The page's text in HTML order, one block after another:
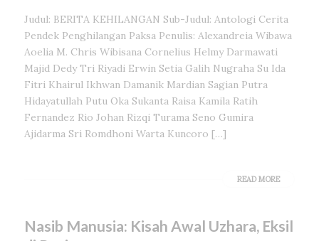
Judul: BERITA KEHILANGAN Sub-Judul: Antologi Cerita
Pendek Penghilangan Paksa Penulis: Alexandreia Wibawa
Aoelia M. Chris Wibisana Cornelius Helmy Darmawati
Majid Dedy Tri Riyadi Erwin Setia Galih Nugraha Su Ida
Fitri Khairul Ikhwan Damanik Mardian Sagian Putra
Hidayatullah Putu Oka Sukanta Raisa Kamila Ratih
Fernandez Rio Johan Rizqi Turama Seno Gumira
Ajidarma Sri Romdhoni Warta Kuncoro […]
READ MORE
Nasib Manusia: Kisah Awal Uzhara, Eksil